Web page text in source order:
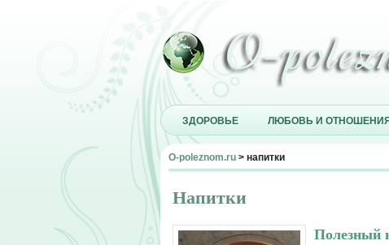
ЗДОРОВЬЕ ЛЮБОВЬ И
O-poleznom.ru > напитки
Напитки
Полезный